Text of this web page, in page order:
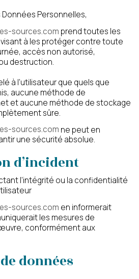
Personnelles,
sources.com prend toutes les
à les protéger contre toute
accès non autorisé,
destruction.
à l’utilisateur que quels que
aucune méthode de
et aucune méthode de stockage
sûre.
sources.com ne peut en
une sécurité absolue.
d’incident
l’intégrité ou la confidentialité
sources.com en informerait
les mesures de
conformément aux
données